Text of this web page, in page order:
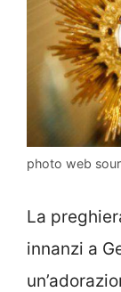
photo web
La
innanzi a